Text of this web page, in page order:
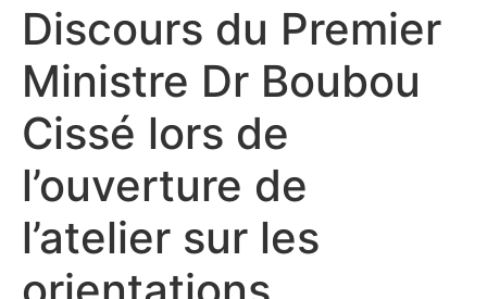
Discours du Premier
Ministre Dr Boubou
Cissé lors de
l’ouverture de
l’atelier sur les